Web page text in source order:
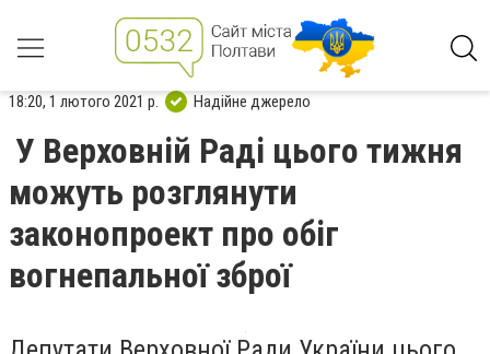
18:20, 1 лютого 2021 р. Надійне джерело
У Верховній Раді цього тижня
можуть розглянути
законопроект про обіг
вогнепальної зброї